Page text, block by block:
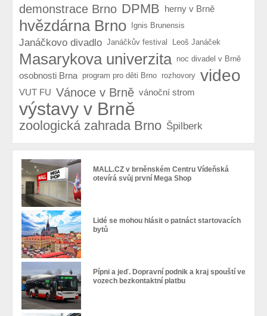
demonstrace Brno DPMB herny v Brně
hvězdárna Brno Ignis Brunensis
Janáčkovo divadlo Janáčkův festival Leoš Janáček
Masarykova univerzita noc divadel v Brně
osobnosti Brna program pro děti Brno rozhovory video
VUT FU Vánoce v Brně vánoční strom
výstavy v Brně
zoologická zahrada Brno Špilberk
MALL.CZ v brněnském Centru Vídeňská
otevírá svůj první Mega Shop
Lidé se mohou hlásit o patnáct startovacích
bytů
Pípni a jeď. Dopravní podnik a kraj spouští ve
vozech bezkontaktní platbu